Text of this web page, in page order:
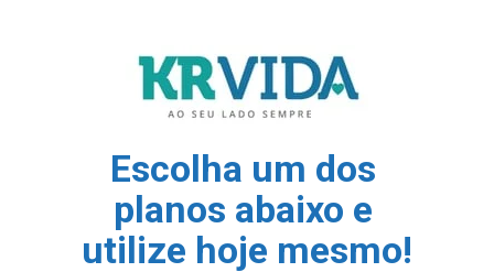
Escolha um dos
planos abaixo e
utilize hoje mesmo!